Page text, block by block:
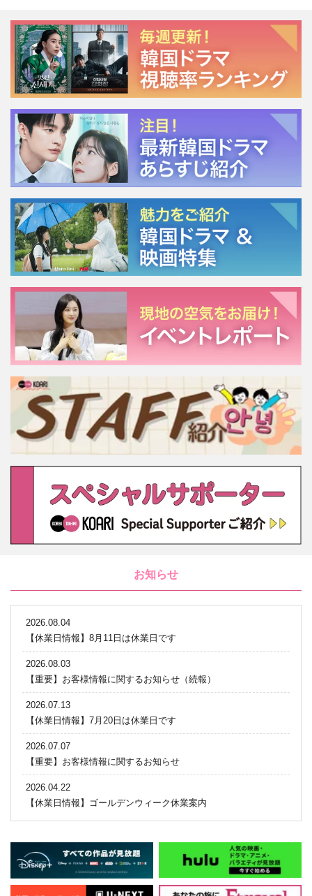
お知らせ
2026.08.04
【休業日情報】8月11日は休業日です
2026.08.03
【重要】お客様情報に関するお知らせ（続報）
2026.07.13
【休業日情報】7月20日は休業日です
2026.07.07
【重要】お客様情報に関するお知らせ
2026.04.22
【休業日情報】ゴールデンウィーク休業案内